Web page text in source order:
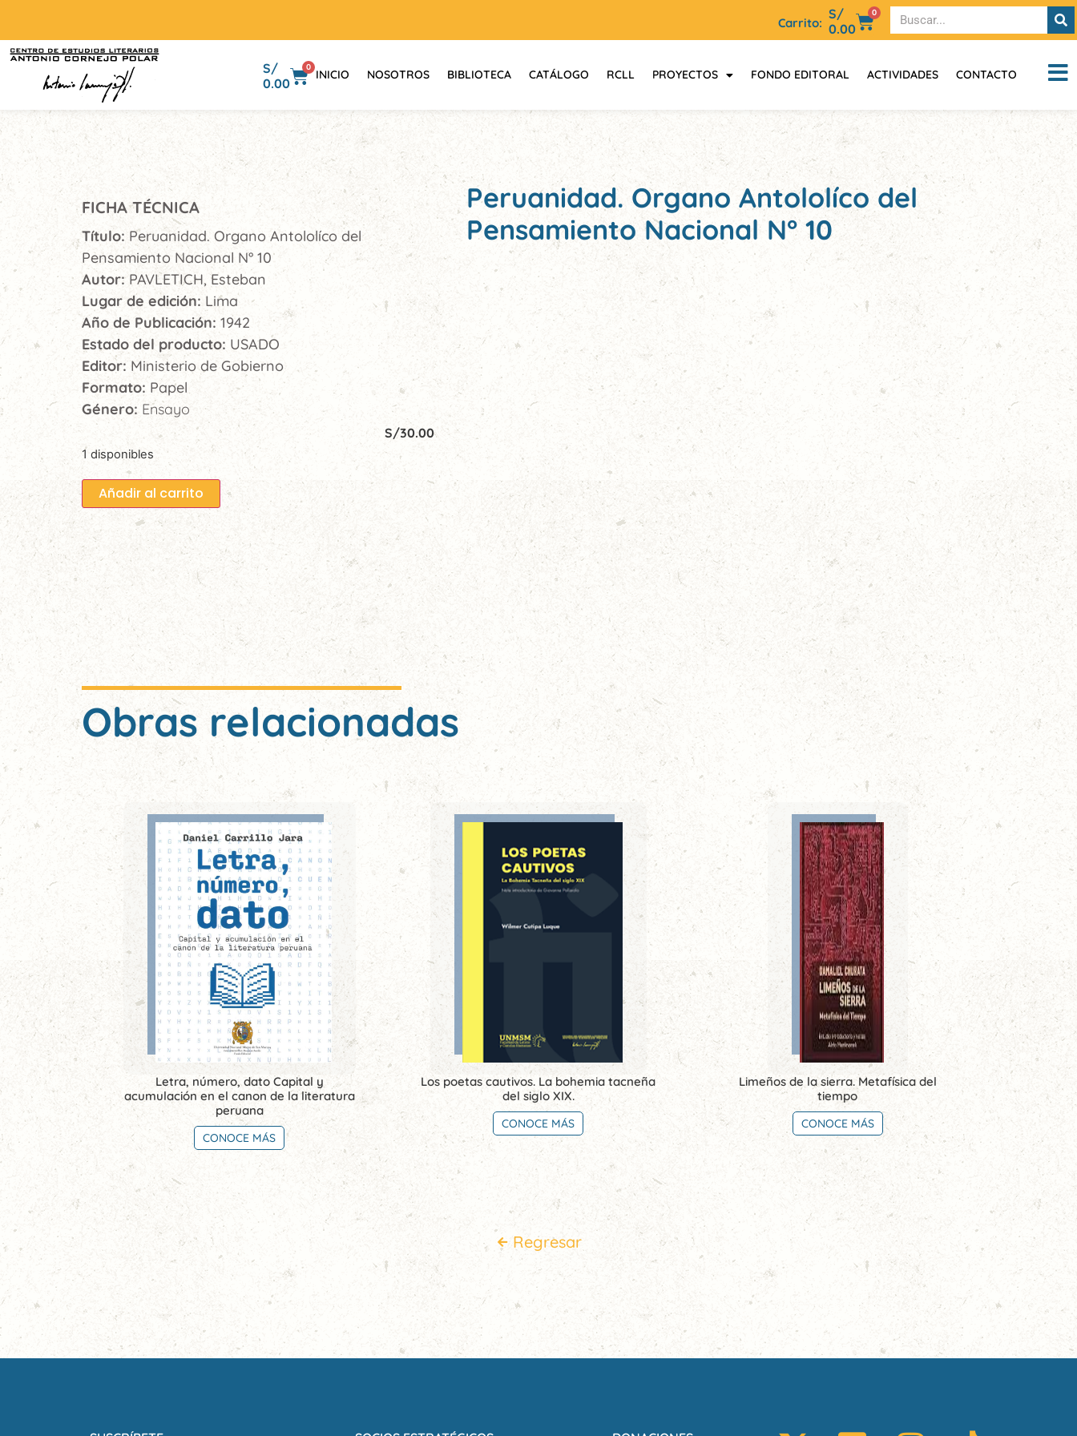
Carrito:
S/
0.00
0
S/
0.00
0
INICIO NOSOTROS BIBLIOTECA CATÁLOGO RCLL PROYECTOS FONDO EDITORAL ACTIVIDADES CONTACTO
FICHA TÉCNICA
Título: Peruanidad. Organo Antololíco del
Pensamiento Nacional N° 10
Autor: PAVLETICH, Esteban
Lugar de edición: Lima
Año de Publicación: 1942
Estado del producto: USADO
Editor: Ministerio de Gobierno
Formato: Papel
Género: Ensayo
S/30.00
1 disponibles
Añadir al carrito
Peruanidad. Organo Antololíco del
Pensamiento Nacional N° 10
Obras relacionadas
Letra, número, dato Capital y
acumulación en el canon de la literatura
peruana
CONOCE MÁS
Los poetas cautivos. La bohemia tacneña
del siglo XIX.
CONOCE MÁS
Limeños de la sierra. Metafísica del
tiempo
CONOCE MÁS
Regresar